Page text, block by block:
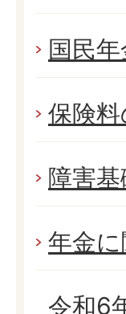
国民
保険
障害
年金
令和6